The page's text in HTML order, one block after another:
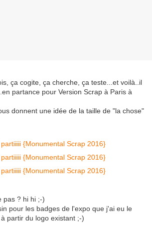
ça cogite, ça cherche, ça teste...et voilà..il
partance pour Version Scrap à Paris à
donnent une idée de la taille de "la chose"
pas ? hi hi ;-)
pour les badges de l'expo que j'ai eu le
partir du logo existant ;-)